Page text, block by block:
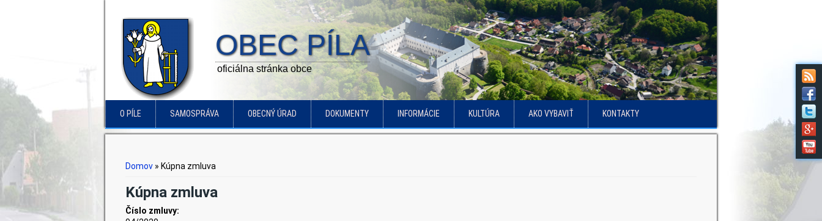
OBEC PÍLA
oficiálna stránka obce
O PÍLE SAMOSPRÁVA OBECNÝ ÚRAD DOKUMENTY INFORMÁCIE KULTÚRA AKO VYBAVIŤ KONTAKTY
Nachádzate sa tu
Domov » Kúpna zmluva
Kúpna zmluva
Číslo zmluvy: